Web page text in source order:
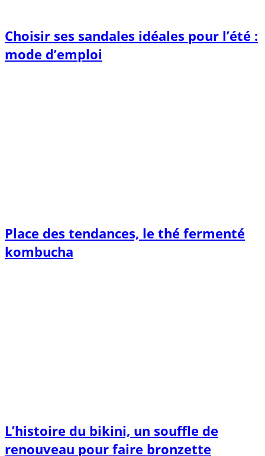
Choisir ses sandales idéales pour l’été :
mode d’emploi
Place des tendances, le thé fermenté
kombucha
L’histoire du bikini, un souffle de
renouveau pour faire bronzette